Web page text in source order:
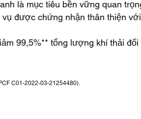
là mục tiêu bền vững quan
được chứng nhận thân thiện
99,5%** tổng lượng khí thải
C01-2022-03-21254480).